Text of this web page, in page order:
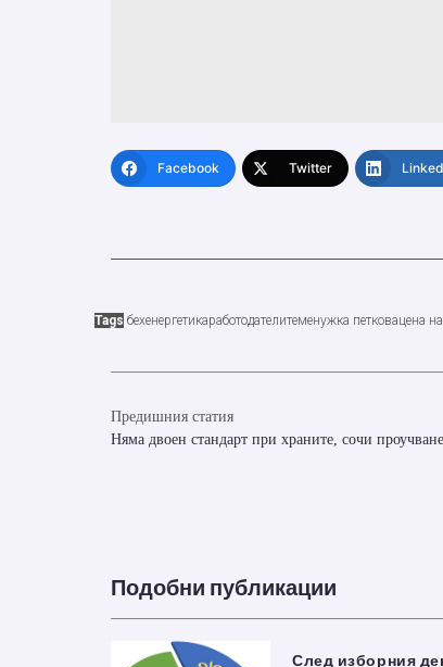
Facebook Twitter
Tags бехенергетикаработодателитеменужка петковацена
Предишния статия
Няма двоен стандарт при храните, сочи
Подобни публикации
След изборния